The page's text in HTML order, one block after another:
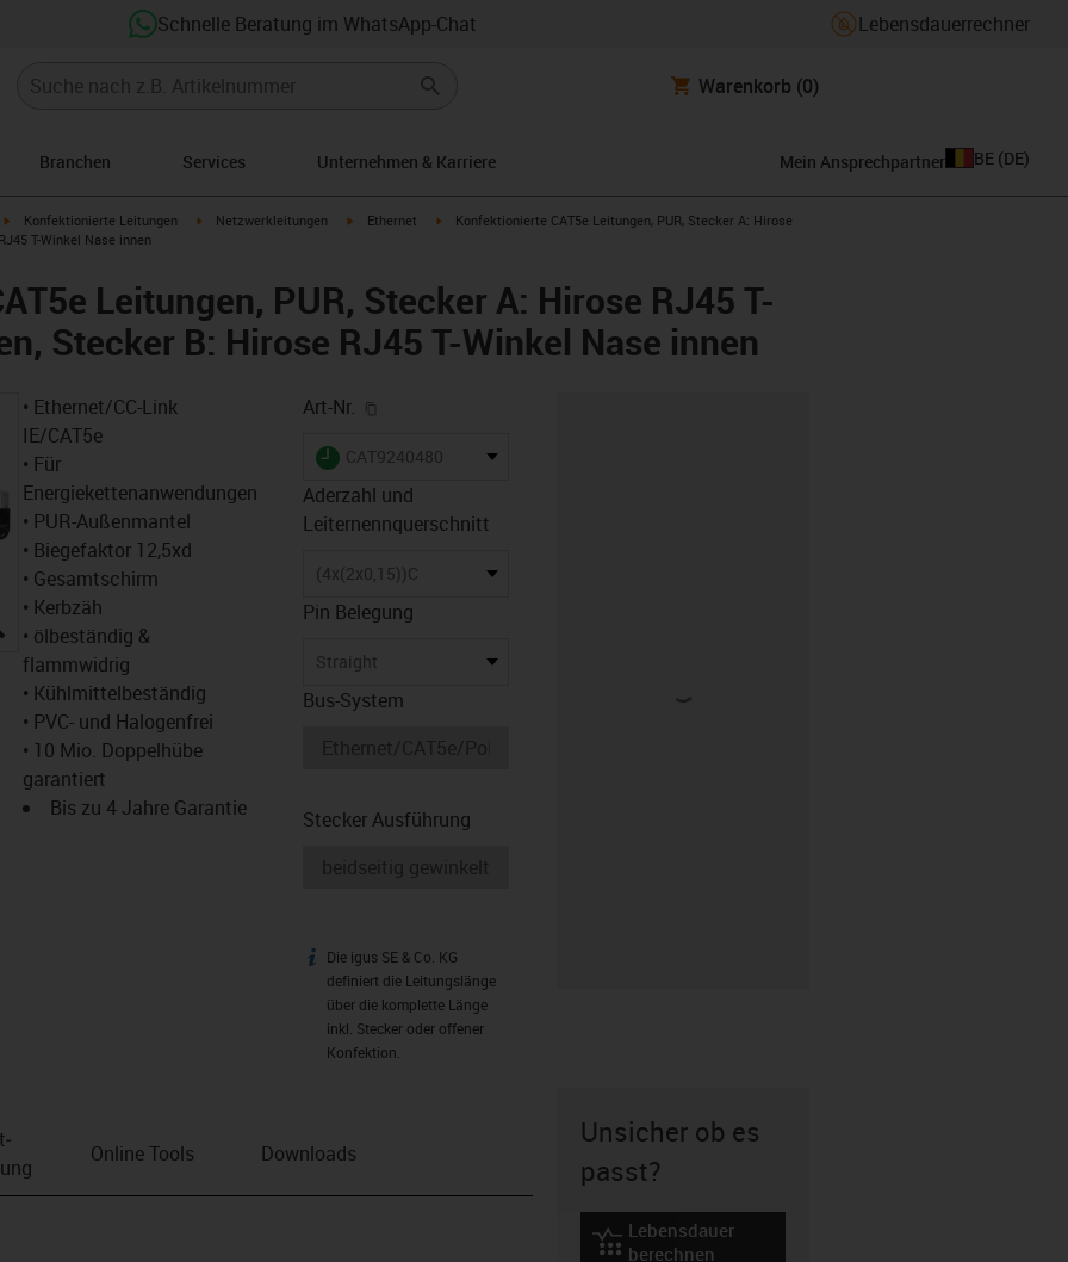
Schnelle Beratung im WhatsApp-Chat Lebensdauerrechner
Warenkorb (0)
Branchen Services Unternehmen & Karriere Mein Ansprechpartner BE (DE)
igus-icon-arrow-right
Konfektionierte Leitungen igus-icon-arrow-right
Netzwerkleitungen igus-icon-arrow-right
Ethernet igus-icon-arrow-right
Konfektionierte CAT5e Leitungen, PUR, Stecker A: Hirose
T-Winkel Nase innen
Leitungen, PUR, Stecker A: Hirose RJ45 T-
Stecker B: Hirose RJ45 T-Winkel Nase innen
igus-icon-lupe
• Ethernet/CC-Link
IE/CAT5e
• Für
Energiekettenanwendungen
• PUR-Außenmantel
• Biegefaktor 12,5xd
• Gesamtschirm
• Kerbzäh
• ölbeständig &
flammwidrig
• Kühlmittelbeständig
• PVC- und Halogenfrei
• 10 Mio. Doppelhübe
garantiert
Bis zu 4 Jahre Garantie
Art-Nr.
igus-icon-lieferzeit
CAT9240480
Aderzahl und
Leiternennquerschnitt
(4x(2x0,15))C
Pin Belegung
Straight
Bus-System
Stecker Ausführung
igus-icon-info
Die igus SE & Co. KG
definiert die Leitungslänge
über die komplette Länge
inkl. Stecker oder offener
Konfektion.
Online Tools Downloads
Unsicher ob es
passt?
igus-icon-lebensdauerrechner
Lebensdauer
berechnen